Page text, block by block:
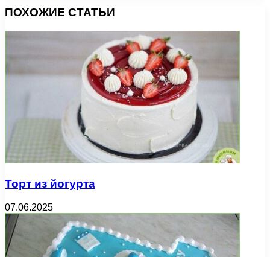
ПОХОЖИЕ СТАТЬИ
Торт из йогурта
07.06.2025